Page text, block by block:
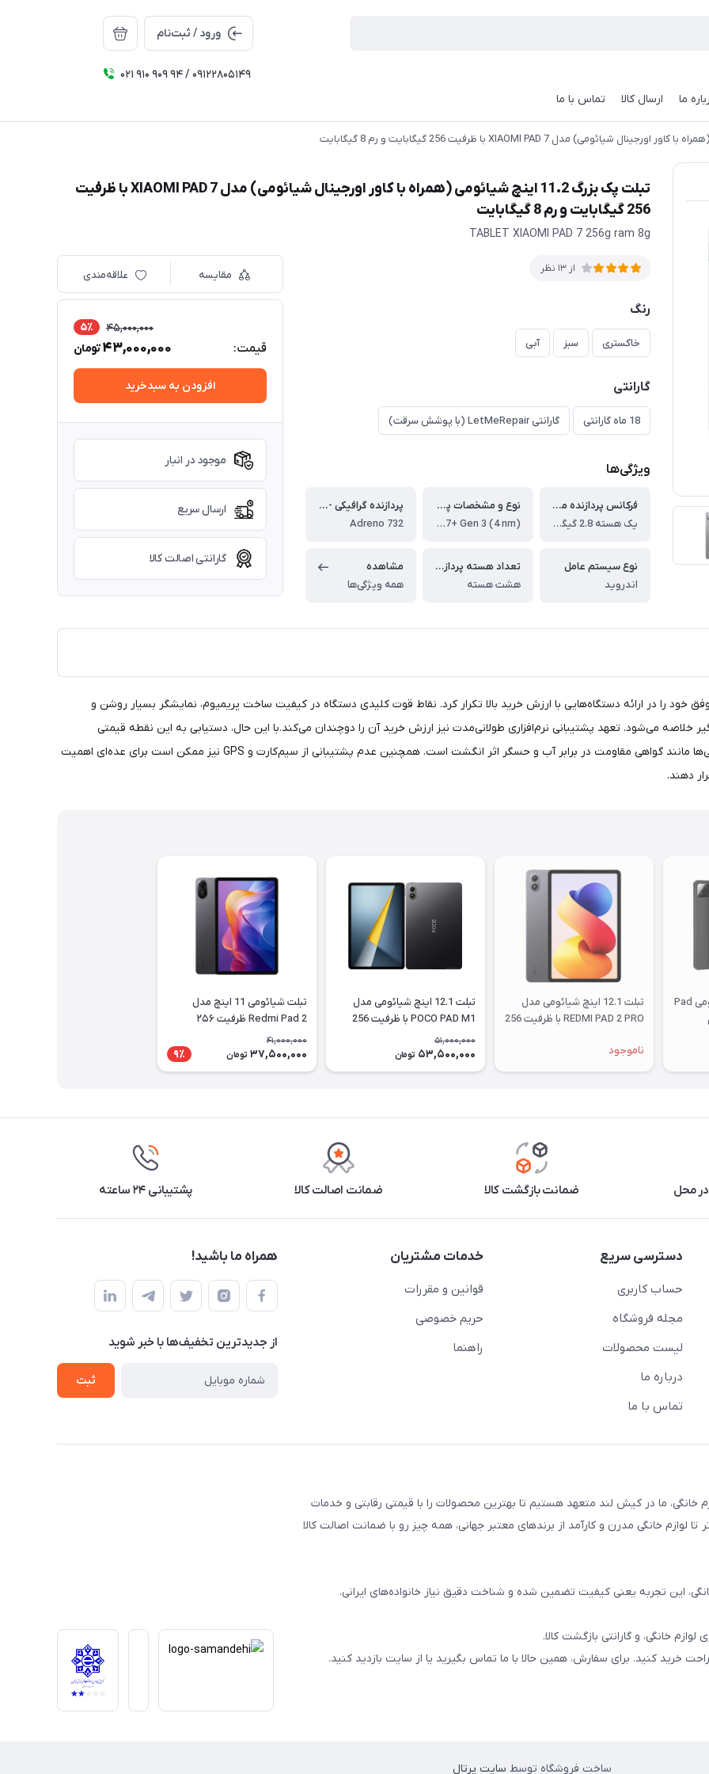
ورود / ثبت‌نام
021 910 909 94 / 09122805149
ما
ارسال کالا تماس با ما
تبلت پک بزرگ 11.2 اینچ شیائومی (همراه با کاور اورجینال شیائومی) مدل XIAOMI PAD 7 با ظرفیت
256 گیگابایت و رم 8 گیگابایت
TABLET XIAOMI PAD 7 256g ram 8g
از 13 نظر
رنگ
خاکستری سبز آبی
گارانتی
18 ماه گارانتی گارانتی LetMeRepair (با پوشش سرقت)
ویژگی‌ها
فرکانس پردازنده مرکزی
یک هسته 2.8 گیگاهرتزی Cortex-X4، چهار هسته 2.6 گیگاهرتزی Cortex-A720، سه هسته 1.90 گیگاهرتزی Cortex-A520
نوع و مشخصات پردازنده اصلی - CPU
Qualcomm SM7675-AB Snapdragon 7+ Gen 3 (4 nm)
پردازنده گرافیکی - GPU
Adreno 732
نوع سیستم عامل
اندروید
تعداد هسته پردازشگر
هشت هسته
مشاهده
همه ویژگی‌ها
مقایسه علاقه‌مندی
قیمت:
45,000,000 5٪
43,000,000تومان
افزودن به سبدخرید
موجود در انبار
ارسال سریع
گارانتی اصالت کالا
شرکت بار دیگر فرمول موفق خود را در ارائه دستگاه‌هایی با ارزش خرید بالا تکرار کرد. نقاط قوت کلیدی دستگاه در کیفیت ساخت پریمیوم، نمایشگر بسیار روشن و
خلاصه می‌شود. تعهد پشتیبانی نرم‌افزاری طولانی‌مدت نیز ارزش خرید آن را دوچندان می‌کند.با این حال، دستیابی به این نقطه قیمتی
چالش‌هایی را به‌همراه داشته است. پد ۷ شیائومی فاقد برخی ویژگی‌ها مانند گواهی مقاومت در برابر آب و حسگر اثر انگشت است. همچنین عدم پشتیبانی از سیم‌کارت و GPS نیز ممکن است برای عده‌ای اهمیت
دهند.
کیف کلاسوری تبلت شیائومی Pad
تبلت 12.1 اینچ شیائومی مدل
REDMI PAD 2 PRO با ظرفیت 256
ناموجود
تبلت 12.1 اینچ شیائومی مدل
POCO PAD M1 با ظرفیت 256
گیگابایت و رم 8 گیگابایت
51,000,000
53,500,000 تومان
تبلت شیائومی 11 اینچ مدل
Redmi Pad 2 ظرفیت ۲۵۶
گیگابایت رم ۸ گیگابایت گلوبال
41,000,000
37,500,000 تومان 9٪
محل ضمانت بازگشت کالا ضمانت اصالت کالا پشتیبانی ۲۴ ساعته
دسترسی سریع
حساب کاربری
مجله فروشگاه
لیست محصولات
درباره ما
تماس با ما
خدمات مشتریان
قوانین و مقررات
حریم خصوصی
راهنما
همراه ما باشید!
از جدید‌ترین تخفیف‌ها با‌ خبر شوید
ثبت
لوازم خانگی، ما در کیش لند متعهد هستیم تا بهترین محصولات را با قیمتی رقابتی و خدمات
خانگی مدرن و کارآمد از برندهای معتبر جهانی، همه چیز رو با ضمانت اصالت کالا
خرید کنید. برای سفارش، همین حالا با ما تماس بگیرید یا از سایت بازدید کنید.
ساخت فروشگاه توسط سایت پرتال